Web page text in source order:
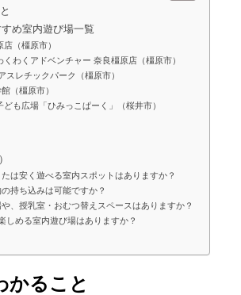
すめ室内遊び場一覧
（橿原市）
わくアドベンチャー 奈良橿原店（橿原市）
スレチックパーク（橿原市）
（橿原市）
ども広場「ひみっこぱーく」（桜井市）
は安く遊べる室内スポットはありますか？
持ち込みは可能ですか？
、授乳室・おむつ替えスペースはありますか？
しめる室内遊び場はありますか？
かること